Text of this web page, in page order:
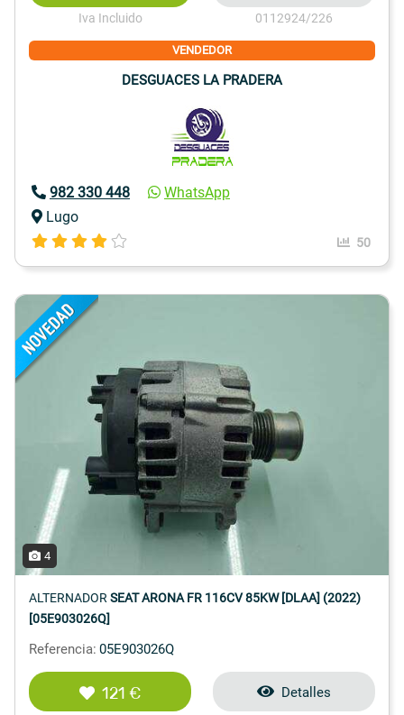
Iva Incluido 0112924/226
VENDEDOR
DESGUACES LA PRADERA
982 330 448
WhatsApp
Lugo
50
4
ALTERNADOR SEAT ARONA FR 116CV 85KW [DLAA] (2022)
[05E903026Q]
Referencia: 05E903026Q
121 € Detalles